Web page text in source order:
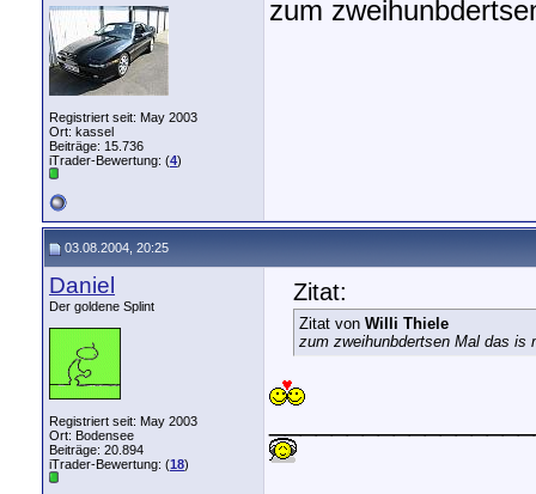
Registriert seit: May 2003
Ort: kassel
Beiträge: 15.736
iTrader-Bewertung: (4)
zum
03.08.2004, 20:25
Daniel
Der goldene Splint
Registriert seit: May 2003
Ort: Bodensee
Beiträge: 20.894
iTrader-Bewertung: (18)
Zitat:
Zitat von Willi Thiele
zum zweihunbdertsen Mal das is